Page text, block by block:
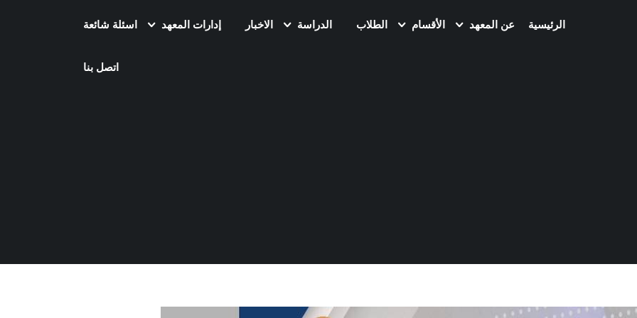
الرئيسية عن المعهد الأقسام الطلاب الدراسة الاخبار إدارات المعهد اسئلة شائعة
اتصل بنا